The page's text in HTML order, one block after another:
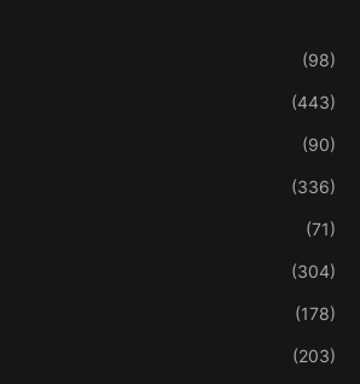
(98)
(443)
(90)
(336)
(71)
(304)
(178)
(203)